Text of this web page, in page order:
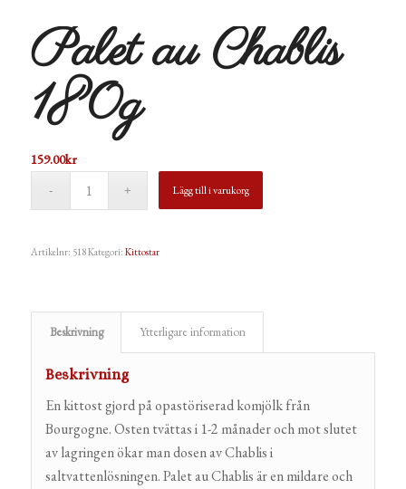
Palet au Chablis
180g
159.00kr
Lägg till i varukorg
Artikelnr: 518Kategori: Kittostar
Beskrivning Ytterligare information
Beskrivning
En kittost gjord på opastöriserad komjölk från
Bourgogne. Osten tvättas i 1-2 månader och mot slutet
av lagringen ökar man dosen av Chablis i
saltvattenlösningen. Palet au Chablis är en mildare och